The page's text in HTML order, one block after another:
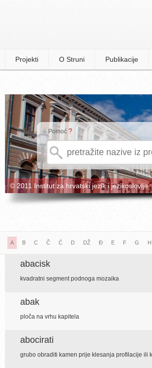
Projekti O Struni Publikacije
Pomoć ?
© 2011 Institut za hrvatski jezik i jezikoslovlje
A B C Č Ć D DŽ Đ E F G H
abacisk
kvadratni segment podnoga mozaika
abak
ploča na vrhu kapitela
abocirati
grubo obraditi kamen prije klesanja profilacije ili